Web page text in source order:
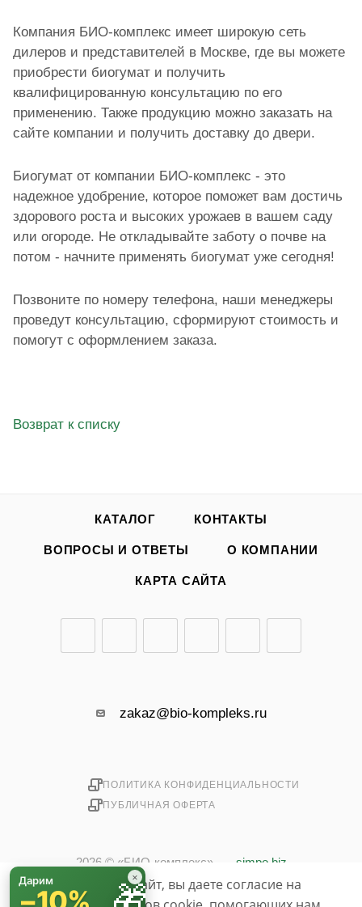
Компания БИО-комплекс имеет широкую сеть
дилеров и представителей в Москве, где вы можете
приобрести биогумат и получить
квалифицированную консультацию по его
применению. Также продукцию можно заказать на
сайте компании и получить доставку до двери.
Биогумат от компании БИО-комплекс - это
надежное удобрение, которое поможет вам достичь
здорового роста и высоких урожаев в вашем саду
или огороде. Не откладывайте заботу о почве на
потом - начните применять биогумат уже сегодня!
Позвоните по номеру телефона, наши менеджеры
проведут консультацию, сформируют стоимость и
помогут с оформлением заказа.
Возврат к списку
КАТАЛОГ КОНТАКТЫ
ВОПРОСЫ И ОТВЕТЫ О КОМПАНИИ
КАРТА САЙТА
zakaz@bio-kompleks.ru
ПОЛИТИКА КОНФИДЕНЦИАЛЬНОСТИ
ПУБЛИЧНАЯ ОФЕРТА
2026 © «БИО-комплекс» simpo.biz
Используя данный сайт, вы даете согласие на
Дарим ×